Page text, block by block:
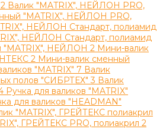
2 Валик "MATRIX", НЕЙЛОН PRO,
"MATRIX", НЕЙЛОН PRO,
НЕЙЛОН Стандарт, полиамид
НЕЙЛОН Стандарт, полиамид
"MATRIX", НЕЙЛОН 2 Мини-валик
2 Мини-валик сменный
"MATRIX" 7 Валик
полов "СИБРТЕХ"3 Валик
Ручка для валиков "MATRIX"
для валиков "HEADMAN"
"MATRIX", ГРЕЙТЕКС полиакрил
ГРЕЙТЕКС PRO, полиакрил 2